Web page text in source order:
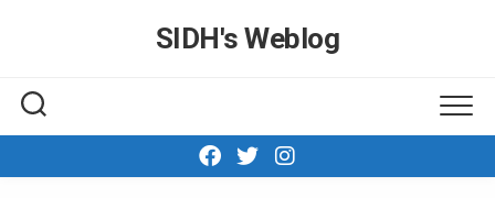
SIDH′s Weblog